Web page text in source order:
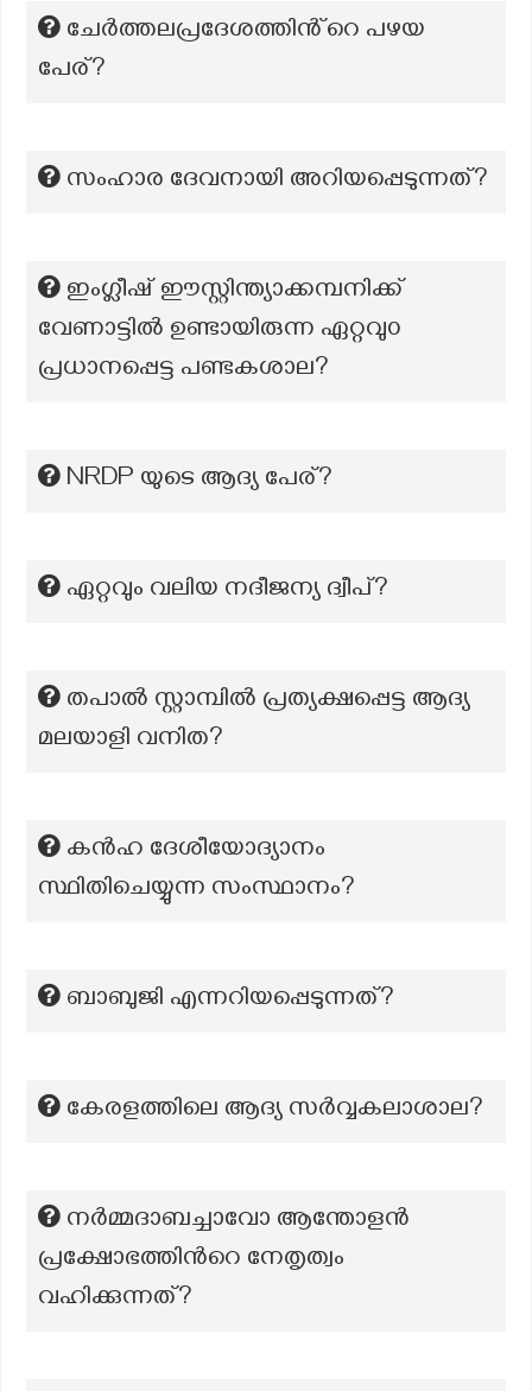
ചേർത്തലപ്രദേശത്തിൻ്റെ പഴയ
പേര്?
സംഹാര ദേവനായി അറിയപ്പെടുന്നത്?
ഇംഗ്ലീഷ് ഈസ്റ്റിന്ത്യാക്കമ്പനിക്ക്
വേണാട്ടിൽ ഉണ്ടായിരുന്ന ഏറ്റവു൦
പ്രധാനപ്പെട്ട പണ്ടകശാല?
NRDP യുടെ ആദ്യ പേര്?
ഏറ്റവും വലിയ നദീജന്യ ദ്വീപ്?
തപാൽ സ്റ്റാമ്പിൽ പ്രത്യക്ഷപ്പെട്ട ആദ്യ
മലയാളി വനിത?
കൻഹ ദേശീയോദ്യാനം
സ്ഥിതിചെയ്യുന്ന സംസ്ഥാനം?
ബാബുജി എന്നറിയപ്പെടുന്നത്?
കേരളത്തിലെ ആദ്യ സർവ്വകലാശാല?
നർമ്മദാബച്ചാവോ ആന്തോളൻ
പ്രക്ഷോഭത്തിന്‍റെ നേതൃത്വം
വഹിക്കുന്നത്?